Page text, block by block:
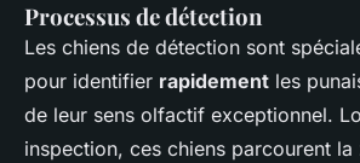
Processus de détection
Les chiens de détection sont
pour identifier rapidement les
de leur sens olfactif exceptionnel.
inspection, ces chiens parcourent la